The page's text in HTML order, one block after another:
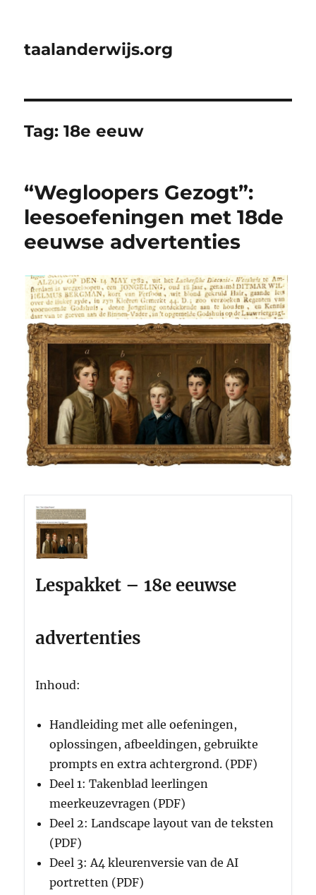
taalanderwijs.org
Tag:18e eeuw
“Wegloopers Gezogt”:
leesoefeningen met 18de
eeuwse advertenties
Lespakket – 18e eeuwse
advertenties
Inhoud:
Handleiding met alle oefeningen,
oplossingen, afbeeldingen, gebruikte
prompts en extra achtergrond. (PDF)
Deel 1: Takenblad leerlingen
meerkeuzevragen (PDF)
Deel 2: Landscape layout van de teksten
(PDF)
Deel 3: A4 kleurenversie van de AI
portretten (PDF)